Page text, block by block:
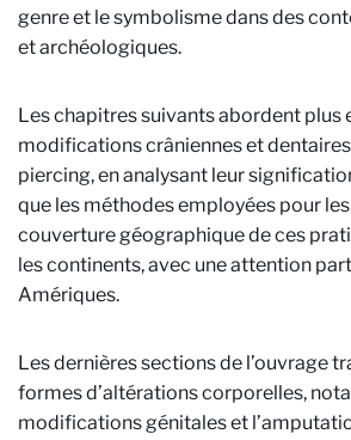
genre et le symbolisme dans des
et archéologiques.
Les chapitres suivants abordent plus
modifications crâniennes et
piercing, en analysant leur
que les méthodes employées pour
couverture géographique de ces
les continents, avec une attention
Amériques.
Les dernières sections de l’ouvrage
formes d’altérations corporelles,
modifications génitales et